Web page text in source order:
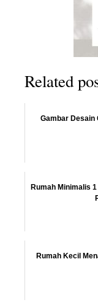
Related
Gambar Desain
Rumah Minimalis
Rumah Kecil